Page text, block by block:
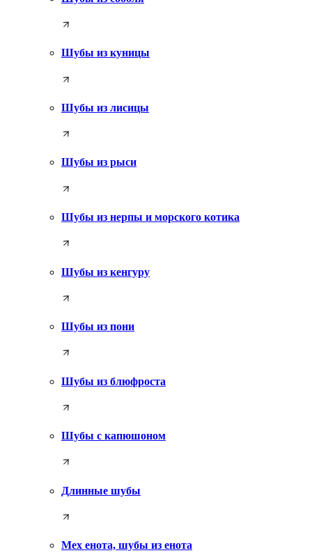
Шубы из куницы
Шубы из лисицы
Шубы из рыси
Шубы из нерпы и морского котика
Шубы из кенгуру
Шубы из пони
Шубы из блюфроста
Шубы с капюшоном
Длинные шубы
Мех енота, шубы из енота